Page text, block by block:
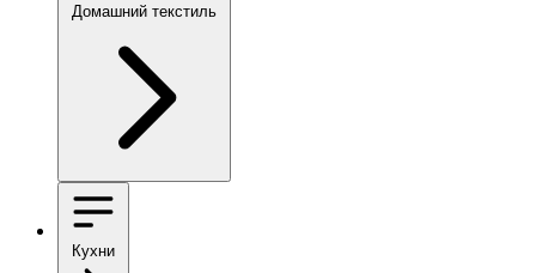
Домашний текстиль
Кухни